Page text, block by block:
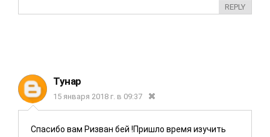
REPLY
Тунар
15 января 2018 г. в 09:37
Спасибо вам Ризван бей !Пришло время изучить